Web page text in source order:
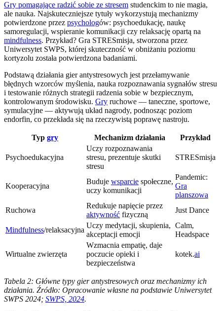
Gry pomagające radzić sobie ze stresem studenckim to nie magia,
ale nauka. Najskuteczniejsze tytuły wykorzystują mechanizmy
potwierdzone przez psychologów: psychoedukację, naukę
samoregulacji, wspieranie komunikacji czy relaksację opartą na
mindfulness. Przykład? Gra STRESmisja, stworzona przez
Uniwersytet SWPS, której skuteczność w obniżaniu poziomu
kortyzolu została potwierdzona badaniami.
Podstawą działania gier antystresowych jest przełamywanie
błędnych wzorców myślenia, nauka rozpoznawania sygnałów stresu
i testowanie różnych strategii radzenia sobie w bezpiecznym,
kontrolowanym środowisku. Gry ruchowe — taneczne, sportowe,
symulacyjne — aktywują układ nagrody, podnosząc poziom
endorfin, co przekłada się na rzeczywistą poprawę nastroju.
Typ gry Mechanizm działania Przykład
Psychoedukacyjna
Uczy rozpoznawania
stresu, prezentuje skutki
stresu
STRESmisja
Kooperacyjna
Buduje wsparcie społeczne,
uczy komunikacji
Pandemic:
Gra
planszowa
Ruchowa
Redukuje napięcie przez
aktywność fizyczną
Just Dance
Mindfulness/relaksacyjna
Uczy medytacji, skupienia,
akceptacji emocji
Calm,
Headspace
Wirtualne zwierzęta
Wzmacnia empatię, daje
poczucie opieki i
bezpieczeństwa
kotek.ai
Tabela 2: Główne typy gier antystresowych oraz mechanizmy ich
działania. Źródło: Opracowanie własne na podstawie Uniwersytet
SWPS 2024; SWPS, 2024.